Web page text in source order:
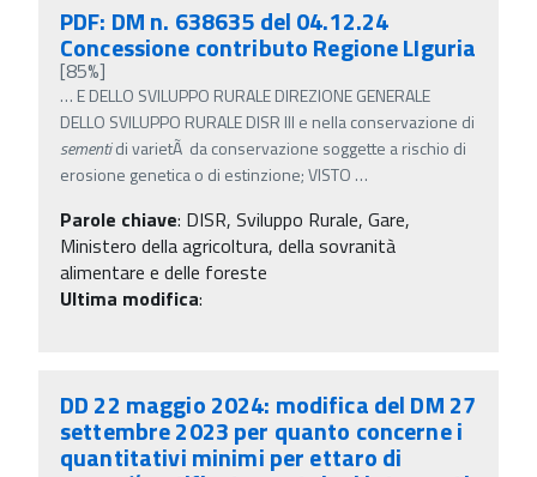
PDF: DM n. 638635 del 04.12.24
Concessione contributo Regione LIguria
[85%]
… E DELLO SVILUPPO RURALE DIREZIONE GENERALE
DELLO SVILUPPO RURALE DISR III e nella conservazione di
sementidi varietÃ da conservazione soggette a rischio di
erosione genetica o di estinzione; VISTO …
Parole chiave: DISR, Sviluppo Rurale, Gare,
Ministero della agricoltura, della sovranità
alimentare e delle foreste
Ultima modifica:
DD 22 maggio 2024: modifica del DM 27
settembre 2023 per quanto concerne i
quantitativi minimi per ettaro di